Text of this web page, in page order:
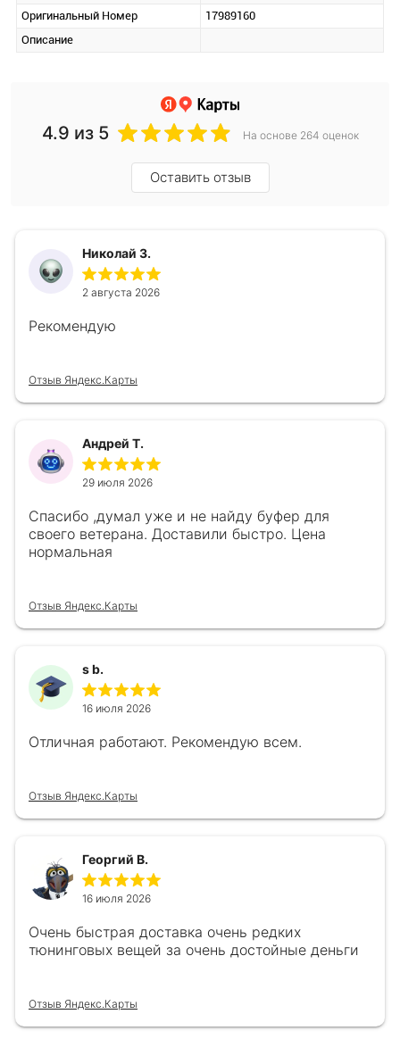
Оригинальный Номер
17989160
Описание
4.9 из 5 На основе 264 оценок
Оставить отзыв
Николай З.
2 августа 2026
Рекомендую
Отзыв Яндекс.Карты
Андрей Т.
29 июля 2026
Спасибо ,думал уже и не найду буфер для
своего ветерана. Доставили быстро. Цена
нормальная
Отзыв Яндекс.Карты
s b.
16 июля 2026
Отличная работают. Рекомендую всем.
Отзыв Яндекс.Карты
Георгий В.
16 июля 2026
Очень быстрая доставка очень редких
тюнинговых вещей за очень достойные деньги
Отзыв Яндекс.Карты